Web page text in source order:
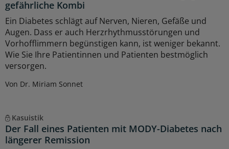
gefährliche Kombi
Ein Diabetes schlägt auf Nerven, Nieren, Gefäße und
Augen. Dass er auch Herzrhythmusstörungen und
Vorhofflimmern begünstigen kann, ist weniger bekannt.
Wie Sie Ihre Patientinnen und Patienten bestmöglich
versorgen.
Von Dr. Miriam Sonnet
Kasuistik
Der Fall eines Patienten mit MODY-Diabetes nach
längerer Remission